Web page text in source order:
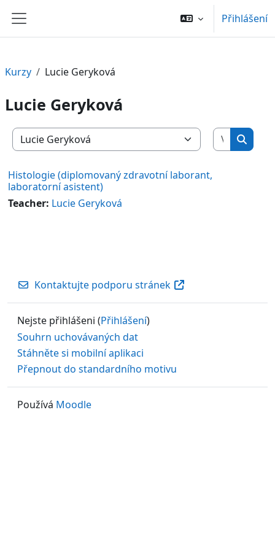
Boční panel
Přihlášení
Kurzy Lucie Geryková
Lucie Geryková
Kategorie kurzů
Histologie (diplomovaný zdravotní laborant,
laboratorní asistent)
Teacher: Lucie Geryková
Kontaktujte podporu stránek
Nejste přihlášeni (Přihlášení)
Souhrn uchovávaných dat
Stáhněte si mobilní aplikaci
Přepnout do standardního motivu
Používá Moodle